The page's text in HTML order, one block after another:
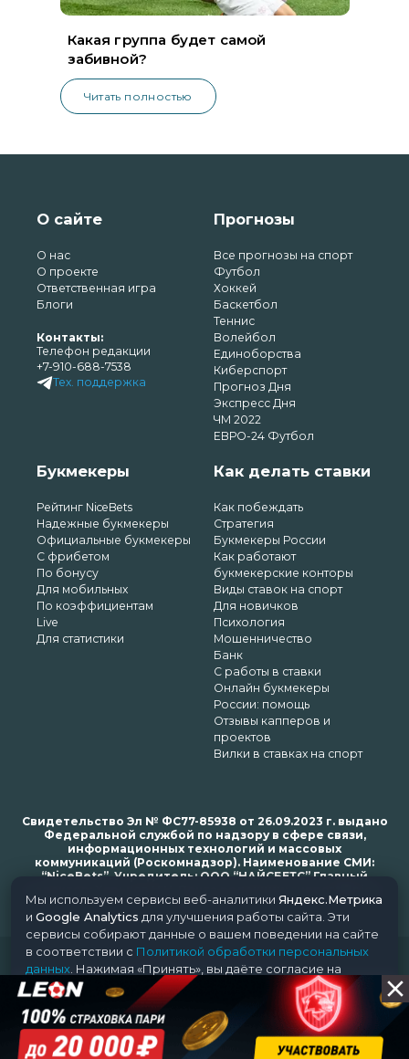
Какая группа будет самой
забивной?
Читать полностью
О сайте
О нас
О проекте
Ответственная игра
Блоги
Контакты:
Телефон редакции
+7-910-688-7538
Тех. поддержка
Прогнозы
Все прогнозы на спорт
Футбол
Хоккей
Баскетбол
Теннис
Волейбол
Единоборства
Киберспорт
Прогноз Дня
Экспресс Дня
ЧМ 2022
ЕВРО-24 Футбол
Букмекеры
Рейтинг NiceBets
Надежные букмекеры
Официальные букмекеры
С фрибетом
По бонусу
Для мобильных
По коэффициентам
Live
Для статистики
Как делать ставки
Как побеждать
Стратегия
Букмекеры России
Как работают
букмекерские конторы
Виды ставок на спорт
Для новичков
Психология
Мошенничество
Банк
С работы в ставки
Онлайн букмекеры
России: помощь
Отзывы капперов и
проектов
Вилки в ставках на спорт
Свидетельство Эл № ФС77-85938 от 26.09.2023 г. выдано
Федеральной службой по надзору в сфере связи,
информационных технологий и массовых
коммуникаций (Роскомнадзор). Наименование СМИ:
“NiceBets”. Учредитель: ООО “НАЙСБЕТС” Главный
bets.ru
© 2018-2024 NiceBets. 18+
Мы используем сервисы веб-аналитики Яндекс.Метрика
и Google Analytics для улучшения работы сайта. Эти
сервисы собирают данные о вашем поведении на сайте
в соответствии с Политикой обработки персональных
данных . Нажимая «Принять», вы даёте согласие на
обработку ваших данных этими сервисами.
Принять Отклонить